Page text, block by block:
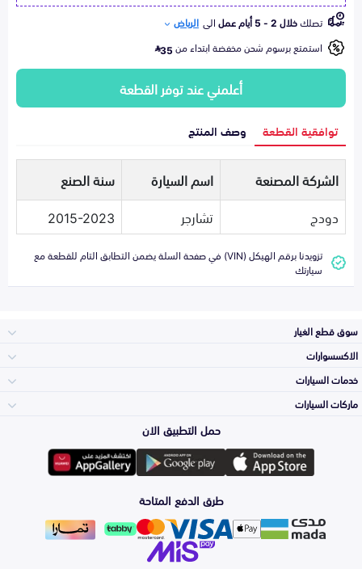
تصلكخلال 2 - 5 أيام عمل الى الرياض
استمتع برسوم شحن مخفضة ابتداء من35
أعلمني عند توفر القطعة
توافقية القطعة وصف المنتج
الشركة المصنعة اسم السيارة
سنة الصنع
دودج
تشارجر 2015-2023
تزويدنا برقم الهيكل (VIN) في صفحة السلة يضمن التطابق التام للقطعة مع
سيارتك
سوق قطع الغيار
المكائن، القيرات
وملحقاتها
الشمعات
والاصطبات (الاضاءة)
الاكسسوارات
لوازم الرحلات
اكسسوارات العناية
خدمات السيارات
الأكثر مبيعاً
التلميع والعناية
ماركات السيارات
تويوتا
هيونداي
حمل التطبيق الان
طرق الدفع المتاحة